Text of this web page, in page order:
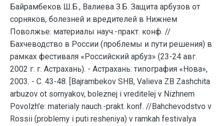
Байрамбеков Ш.Б., Валиева З.Б. Защита арбузов от
сорняков, болезней и вредителей в Нижнем
Поволжье: материалы науч.-практ. конф. //
Бахчеводство в России (проблемы и пути решения) в
рамках фестиваля «Российский арбуз» (23-24 авг.
2002 г. г. Астрахань). - Астрахань: типография «Нова»,
2003. - С. 43-48. [Bajrambekov SHB, Valieva ZB Zashchita
arbuzov ot sornyakov, boleznej i vreditelej v Nizhnem
Povolzh'e: materialy nauch.-prakt. konf. //Bahchevodstvo v
Rossii (problemy i puti resheniya) v ramkah festivalya